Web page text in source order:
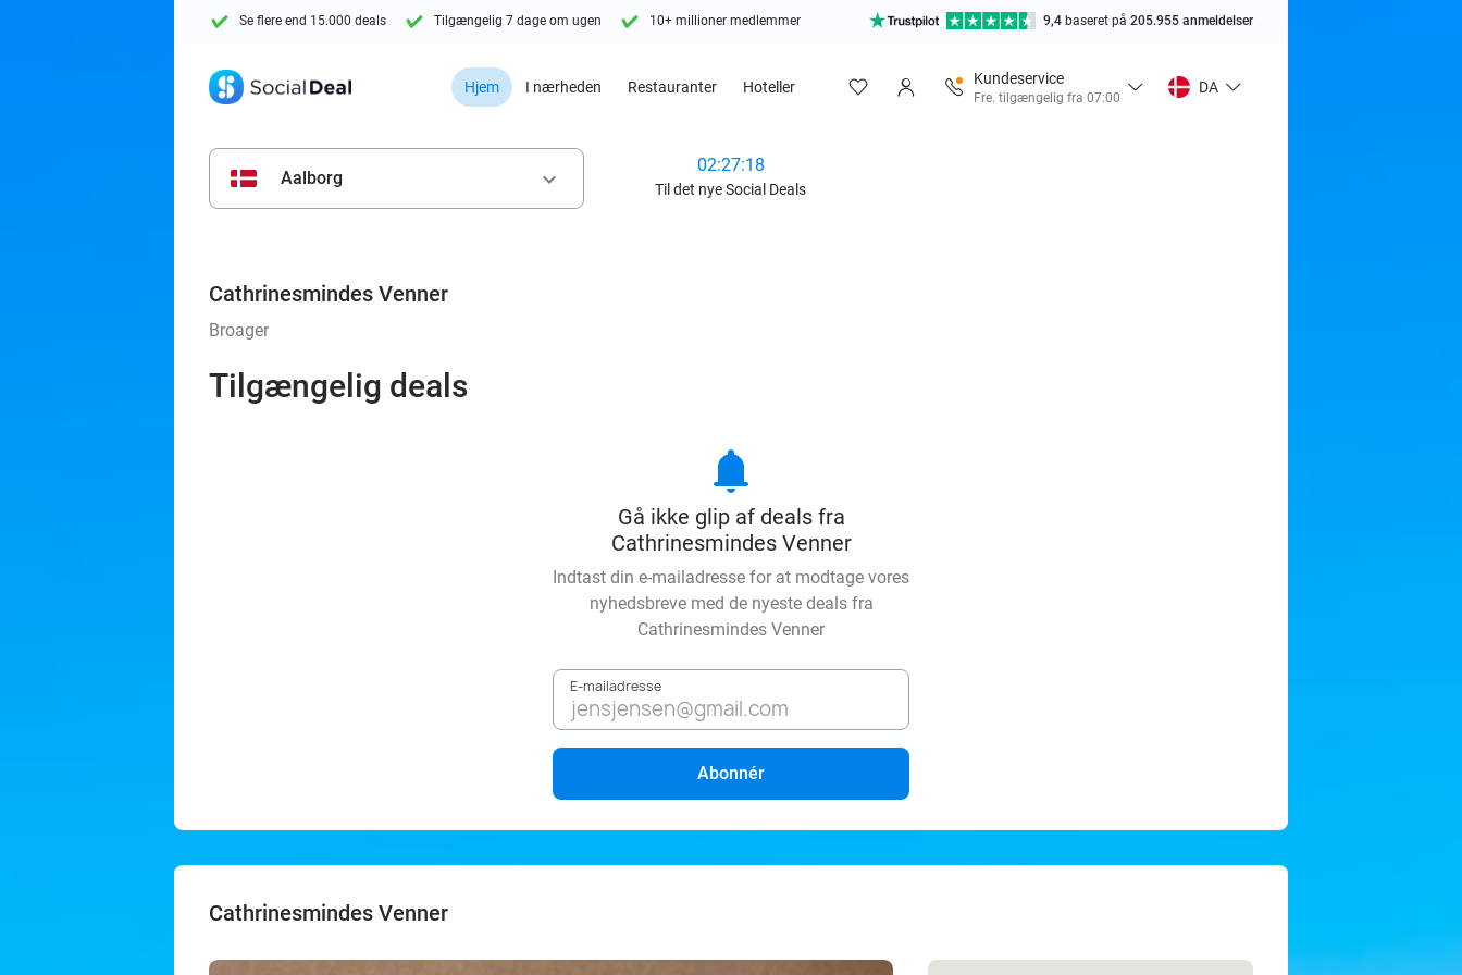
Se flere end 15.000 deals Tilgængelig 7 dage om ugen 10+ millioner medlemmer 9,4 baseret på 205.955 anmeldelser
Hjem I nærheden Restauranter Hoteller
Kundeservice
Fre. tilgængelig fra 07:00
DA
Aalborg keyboard_arrow_down
02:27:16
Til det nye Social Deals
Cathrinesmindes Venner
Broager
Tilgængelig deals
notifications
Gå ikke glip af deals fra
Cathrinesmindes Venner
Indtast din e-mailadresse for at modtage vores
nyhedsbreve med de nyeste deals fra
Cathrinesmindes Venner
E-mailadresse
Abonnér
Cathrinesmindes Venner